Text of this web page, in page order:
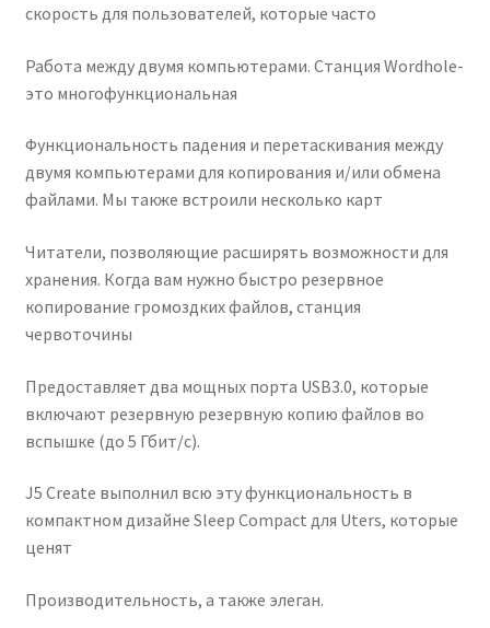
скорость для пользователей, которые часто
Работа между двумя компьютерами. Станция Wordhole-
это многофункциональная
Функциональность падения и перетаскивания между
двумя компьютерами для копирования и/или обмена
файлами. Мы также встроили несколько карт
Читатели, позволяющие расширять возможности для
хранения. Когда вам нужно быстро резервное
копирование громоздких файлов, станция
червоточины
Предоставляет два мощных порта USB3.0, которые
включают резервную резервную копию файлов во
вспышке (до 5 Гбит/с).
J5 Create выполнил всю эту функциональность в
компактном дизайне Sleep Compact для Uters, которые
ценят
Производительность, а также элеган.